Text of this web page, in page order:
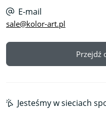
E-mail
sale@kolor-art.pl
Przejdź
Jesteśmy w sieciach